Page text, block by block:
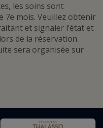
les soins sont
7e mois. Veuillez obtenir
et signaler l’état et
de la réservation.
sera organisée sur